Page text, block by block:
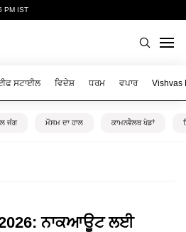
PM IST
ਸਟਾਈਲ ਵਿਦੇਸ਼ ਧਰਮ ਵਪਾਰ Vishvas
ਜੰਗ ਮੌਸਮ ਦਾ ਹਾਲ ਕਾਮਨਵੈਲਥ ਖੇਡਾਂ
ਨਾਕਆਊਟ ਲਈ